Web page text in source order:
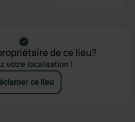
de ce lieu?
votre localisation !
ce lieu